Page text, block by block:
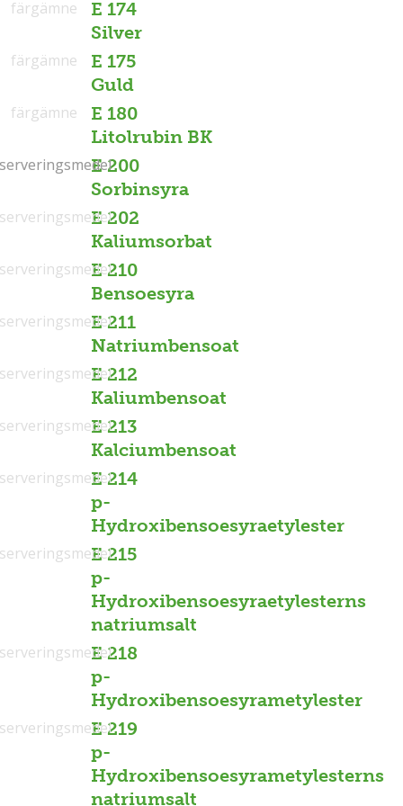
E 174
Silver
färgämne
E 175
Guld
färgämne
E 180
Litolrubin BK
färgämne
E 200
Sorbinsyra
E 202
Kaliumsorbat
E 210
Bensoesyra
E 211
Natriumbensoat
E 212
Kaliumbensoat
E 213
Kalciumbensoat
E 214
p-
Hydroxibensoesyraetylester
E 215
p-
Hydroxibensoesyraetylesterns
natriumsalt
E 218
p-
Hydroxibensoesyrametylester
E 219
p-
Hydroxibensoesyrametylesterns
natriumsalt